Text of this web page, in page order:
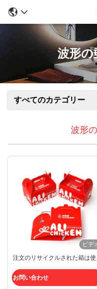
波形の
すべてのカテゴリー
波形
ビデ
注文のリサイクルされた箱は使
ローストを取り除くResataurant
のための箱を欠く
お問い合わせ